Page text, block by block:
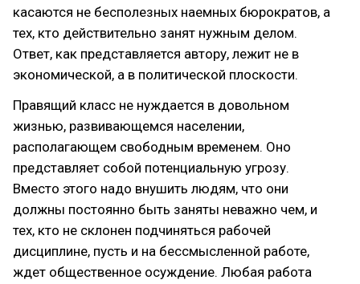
касаются не бесполезных наемных бюрократов, а
тех, кто действительно занят нужным делом.
Ответ, как представляется автору, лежит не в
экономической, а в политической плоскости.
Правящий класс не нуждается в довольном
жизнью, развивающемся населении,
располагающем свободным временем. Оно
представляет собой потенциальную угрозу.
Вместо этого надо внушить людям, что они
должны постоянно быть заняты неважно чем, и
тех, кто не склонен подчиняться рабочей
дисциплине, пусть и на бессмысленной работе,
ждет общественное осуждение. Любая работа